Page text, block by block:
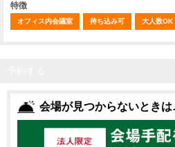
特徴
オフィス内会議室 持ち込み可 大人数OK
会場が見つからないとき